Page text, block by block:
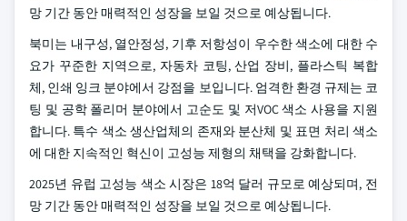
망 기간 동안 매력적인 성장을 보일 것으로 예상됩니다.
북미는 내구성, 열안정성, 기후 저항성이 우수한 색소에 대한 수
요가 꾸준한 지역으로, 자동차 코팅, 산업 장비, 플라스틱 복합
체, 인쇄 잉크 분야에서 강점을 보입니다. 엄격한 환경 규제는 코
팅 및 공학 폴리머 분야에서 고순도 및 저VOC 색소 사용을 지원
합니다. 특수 색소 생산업체의 존재와 분산체 및 표면 처리 색소
에 대한 지속적인 혁신이 고성능 제형의 채택을 강화합니다.
2025년 유럽 고성능 색소 시장은 18억 달러 규모로 예상되며, 전
망 기간 동안 매력적인 성장을 보일 것으로 예상됩니다.